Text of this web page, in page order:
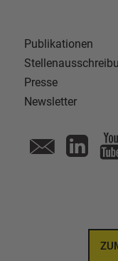
Publikationen
Presse
Newsletter